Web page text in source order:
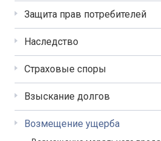
Защита прав потребителей
Наследство
Страховые споры
Взыскание долгов
Возмещение ущерба